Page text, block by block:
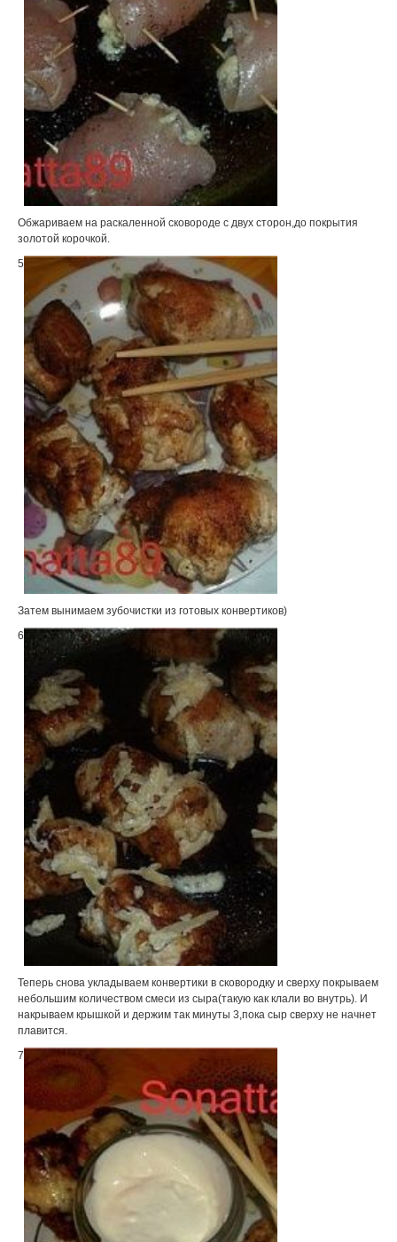
Обжариваем на раскаленной сковороде с двух сторон,до покрытия
золотой корочкой.
5
Затем вынимаем зубочистки из готовых конвертиков)
6
Теперь снова укладываем конвертики в сковородку и сверху покрываем
небольшим количеством смеси из сыра(такую как клали во внутрь). И
накрываем крышкой и держим так минуты 3,пока сыр сверху не начнет
плавится.
7